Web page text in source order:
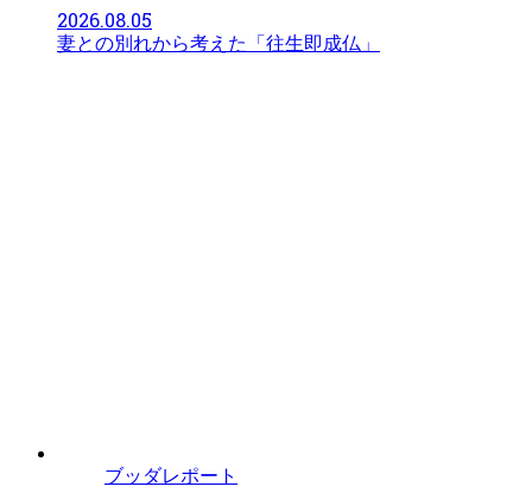
2026.08.05
妻との別れから考えた「往生即成仏」
ブッダレポート